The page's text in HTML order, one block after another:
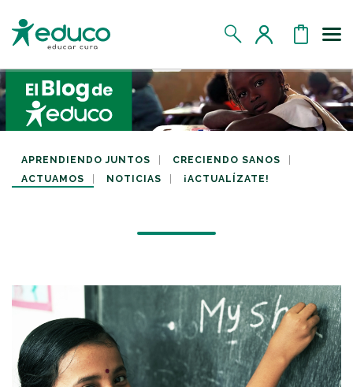
MIS DATOS
MIS APADRINADOS
MIS RETOS SOLIDARIOS
CERRAR SESIÓN
APRENDIENDO JUNTOS
CRECIENDO SANOS
ACTUAMOS
NOTICIAS ¡ACTUALÍZATE!